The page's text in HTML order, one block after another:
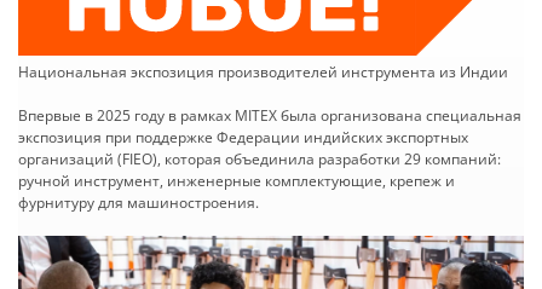
Национальная экспозиция производителей инструмента из Индии
Впервые в 2025 году в рамках MITEX была организована специальная
экспозиция при поддержке Федерации индийских экспортных
организаций (FIEO), которая объединила разработки 29 компаний:
ручной инструмент, инженерные комплектующие, крепеж и
фурнитуру для машиностроения.